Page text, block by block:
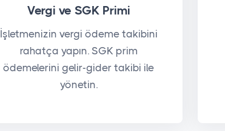
Vergi ve SGK Primi
İşletmenizin vergi ödeme takibini
rahatça yapın. SGK prim
ödemelerini gelir-gider takibi ile
yönetin.